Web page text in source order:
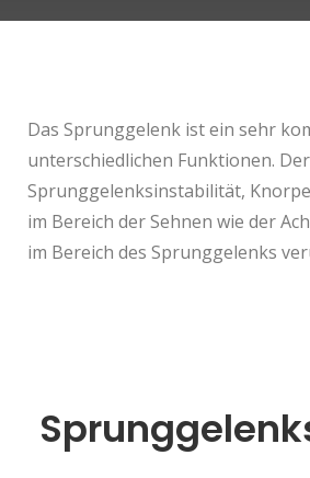
Das Sprunggelenk ist ein sehr
unterschiedlichen Funktionen.
Sprunggelenksinstabilität,
im Bereich der Sehnen wie der
im Bereich des Sprunggelenks